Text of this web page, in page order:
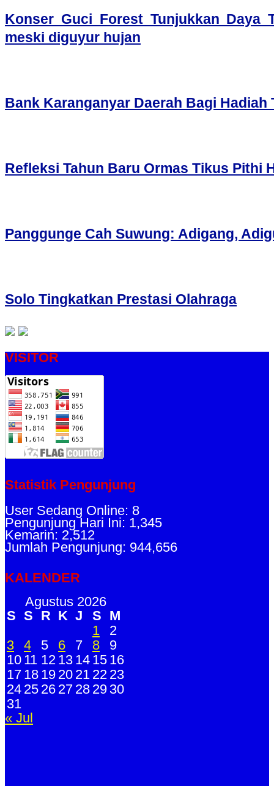
Konser Guci Forest Tunjukkan Daya
meski diguyur hujan
Bank Karanganyar Daerah Bagi Hadiah
Refleksi Tahun Baru Ormas Tikus Pithi
Panggunge Cah Suwung: Adigang,
Solo Tingkatkan Prestasi Olahraga
VISITOR
Statistik Pengunjung
User Sedang Online: 8
Pengunjung Hari Ini: 1,345
Kemarin: 2,512
Jumlah Pengunjung: 944,656
KALENDER
Agustus 2026
S S R K J S M
1
2
3
4 5 6 7 8
9
10 11 12 13 14 15 16
17 18 19 20 21 22 23
24 25 26 27 28 29 30
31
« Jul